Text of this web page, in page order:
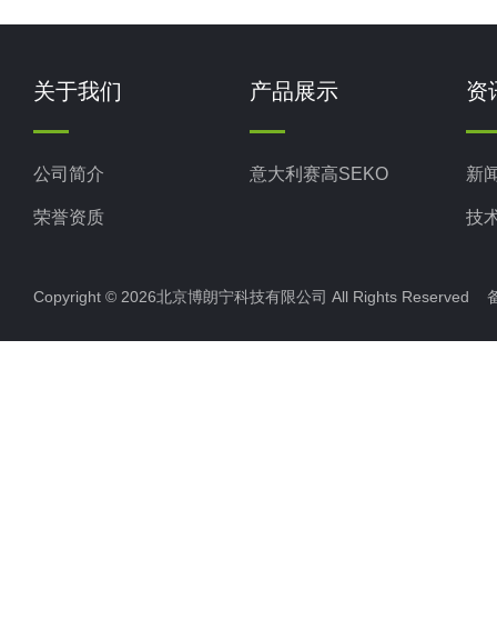
关于我们
公司简介
荣誉资质
产品展示
意大利赛高SEKO
资
新
技
Copyright © 2026北京博朗宁科技有限公司 All Rights Reserved